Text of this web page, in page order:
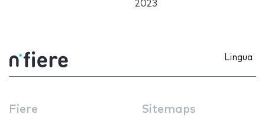
2023
Lingua
Fiere Sitemaps